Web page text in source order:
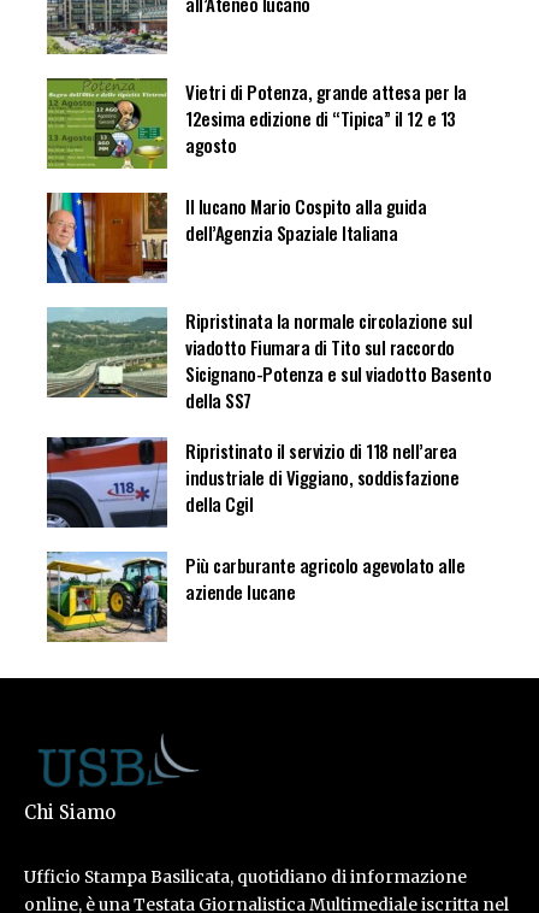
Vietri di Potenza, grande attesa per la
12esima edizione di “Tipica” il 12 e 13
agosto
Il lucano Mario Cospito alla guida
dell’Agenzia Spaziale Italiana
Ripristinata la normale circolazione sul
viadotto Fiumara di Tito sul raccordo
Sicignano-Potenza e sul viadotto Basento
della SS7
Ripristinato il servizio di 118 nell’area
industriale di Viggiano, soddisfazione
della Cgil
Più carburante agricolo agevolato alle
aziende lucane
Chi Siamo
Ufficio Stampa Basilicata, quotidiano di informazione
online, è una Testata Giornalistica Multimediale iscritta nel